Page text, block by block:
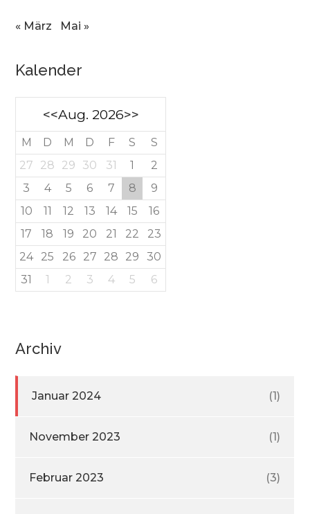
« März Mai »
Kalender
<<Aug. 2026>>
M D M D F S
S
27
28 29 30 31 1
2
3
4 5 6 7 8
9
10
11 12 13 14 15
16
17
18 19 20 21 22
23
24
25 26 27 28 29
30
31
1 2 3 4 5 6
Archiv
Januar 2024 (1)
November 2023 (1)
Februar 2023 (3)